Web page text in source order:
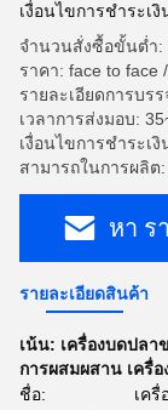
เงื่อนไขการชําระเ
จำนวนสั่งซื้อขั้นต่ำ:
ราคา: face to face
รายละเอียดการบร
เวลาการส่งมอบ:
เงื่อนไขการชำระเงิ
สามารถในการผลิต
หา ร
รายละเอียดสินค้า
เน้น: เครื่องบดปลา
การผสมผสาน เครื่
ชื่อ:
เค